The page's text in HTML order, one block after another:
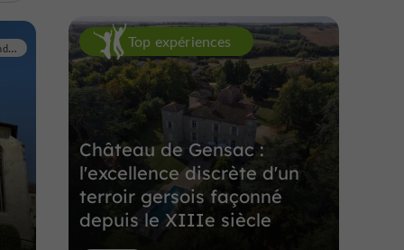
Condom Top expériences
Château de Gensac :
l'excellence discrète d'un
terroir gersois façonné
depuis le XIIIe siècle